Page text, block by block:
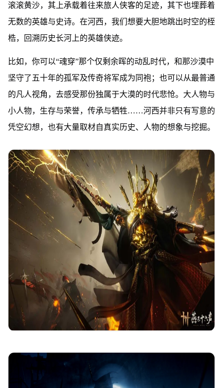
滚滚黄沙，其上承载着往来旅人侠客的足迹，其下也埋葬着
无数的英雄与史诗。在河西，我们想要大胆地跳出时空的桎
梏，回溯历史长河上的英雄侠迹。
比如，你可以“魂穿”那个仅剩余晖的动乱时代，和那沙漠中
坚守了五十年的孤军及传奇将军成为同袍；也可以从最普通
的凡人视角，去感受那份独属于大漠的时代悲怆。大人物与
小人物，生存与荣誉，传承与牺牲……河西并非只有写意的
凭空幻想，也有大量取材自真实历史、人物的想象与挖掘。